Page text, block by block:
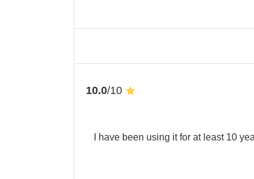
/10
I have been using it for at least 10